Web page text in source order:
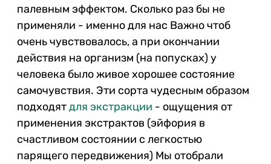
палевным эффектом. Сколько раз бы не
применяли - именно для нас Важно чтоб
очень чувствовалось, а при окончании
действия на организм (на попусках) у
человека было живое хорошее состояние
самочувствия. Эти сорта чудесным образом
подходятдля экстракции - ощущения от
применения экстрактов (эйфория в
счастливом состоянии с легкостью
парящего передвижения) Мы отобрали